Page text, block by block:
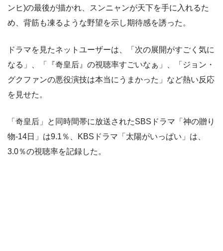
ンヒ)の最後が描かれ、スンニャンが天下を手に入れるた
め、背筋も凍るような野望を示し期待感を誘った。
ドラマを見たネットユーザーは、「次の展開がすごく気に
なる」、「『奇皇后』の視聴率すごいなぁ」、「ジョン・
グクファンの悪役演技は本当にうまかった」など熱い反応
を見せた。
「奇皇后」と同時間帯に放送されたSBSドラマ「神の贈り
物-14日」は9.1％、KBSドラマ「太陽がいっぱい」は、
3.0％の視聴率を記録した。